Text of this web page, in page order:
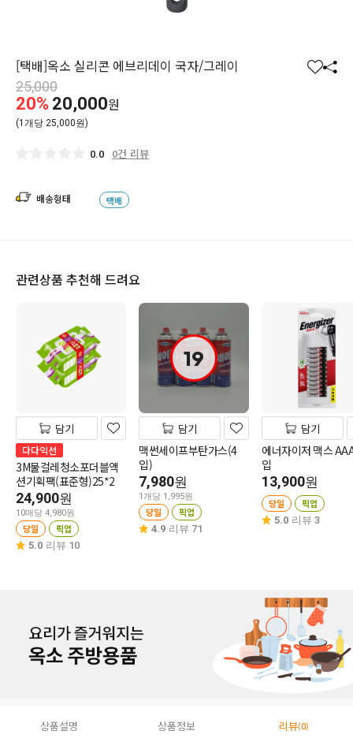
[택배]옥소 실리콘 에브리데이 국자/그레이
찜 공
25,000
20% 20,000원
(1개당 25,000원)
0.0 0건 리뷰
배송형태 택배
관련상품 추천해 드려요
담기
다다익선
3M물걸레청소포더블액
션기획팩(표준형)25*2
24,900원
10매당 4,980원
당일 픽업
5.0 리뷰 10
19
담기
맥썬세이프부탄가스(4
입)
7,980원
1개당 1,995원
당일 픽업
4.9 리뷰 71
담기
에너자이저 맥스
입
13,900원
당일 픽업
5.0 리뷰 3
상품설명 상품정보 리뷰(0)